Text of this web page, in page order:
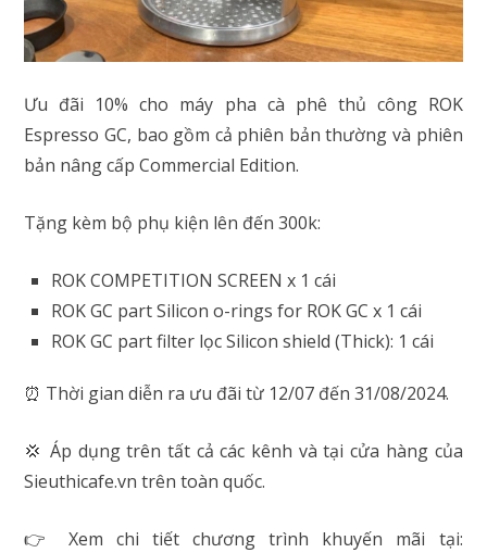
Ưu đãi 10% cho máy pha cà phê thủ công ROK
Espresso GC, bao gồm cả phiên bản thường và phiên
bản nâng cấp Commercial Edition.
Tặng kèm bộ phụ kiện lên đến 300k:
ROK COMPETITION SCREEN x 1 cái
ROK GC part Silicon o-rings for ROK GC x 1 cái
ROK GC part filter lọc Silicon shield (Thick): 1 cái
⏰ Thời gian diễn ra ưu đãi từ 12/07 đến 31/08/2024.
💢 Áp dụng trên tất cả các kênh và tại cửa hàng của
Sieuthicafe.vn trên toàn quốc.
👉 Xem chi tiết chương trình khuyến mãi tại: